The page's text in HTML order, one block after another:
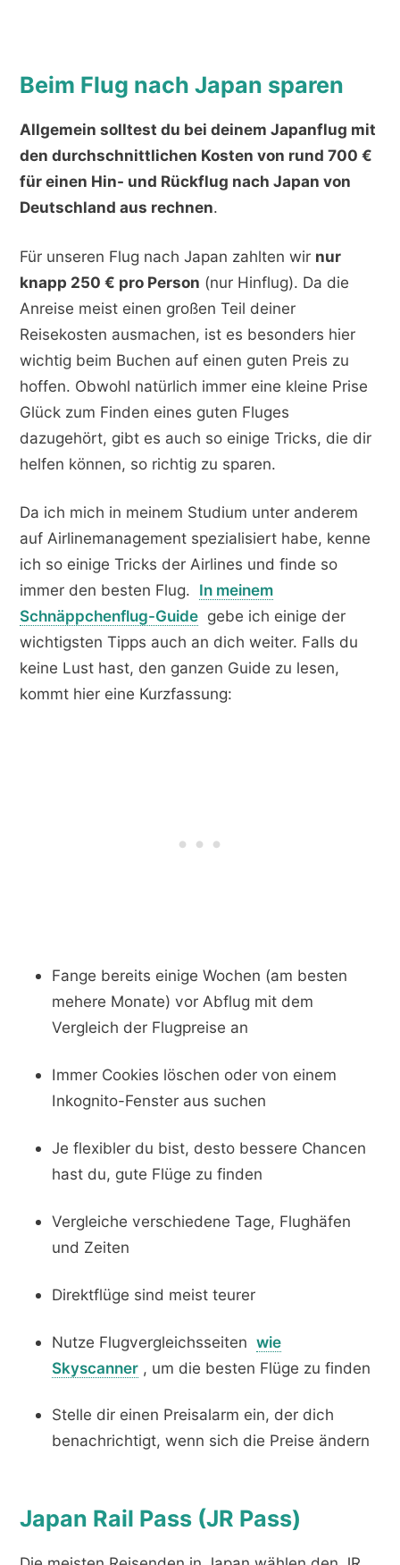
Beim Flug nach Japan sparen
Allgemein solltest du bei deinem Japanflug mit
den durchschnittlichen Kosten von rund 700 €
für einen Hin- und Rückflug nach Japan von
Deutschland aus rechnen.
Für unseren Flug nach Japan zahlten wir nur
knapp 250 € pro Person (nur Hinflug). Da die
Anreise meist einen großen Teil deiner
Reisekosten ausmachen, ist es besonders hier
wichtig beim Buchen auf einen guten Preis zu
hoffen. Obwohl natürlich immer eine kleine Prise
Glück zum Finden eines guten Fluges
dazugehört, gibt es auch so einige Tricks, die dir
helfen können, so richtig zu sparen.
Da ich mich in meinem Studium unter anderem
auf Airlinemanagement spezialisiert habe, kenne
ich so einige Tricks der Airlines und finde so
immer den besten Flug. In meinem
Schnäppchenflug-Guide gebe ich einige der
wichtigsten Tipps auch an dich weiter. Falls du
keine Lust hast, den ganzen Guide zu lesen,
kommt hier eine Kurzfassung:
Fange bereits einige Wochen (am besten
mehere Monate) vor Abflug mit dem
Vergleich der Flugpreise an
Immer Cookies löschen oder von einem
Inkognito-Fenster aus suchen
Je flexibler du bist, desto bessere Chancen
hast du, gute Flüge zu finden
Vergleiche verschiedene Tage, Flughäfen
und Zeiten
Direktflüge sind meist teurer
Nutze Flugvergleichsseiten wie
Skyscanner , um die besten Flüge zu finden
Stelle dir einen Preisalarm ein, der dich
benachrichtigt, wenn sich die Preise ändern
Japan Rail Pass (JR Pass)